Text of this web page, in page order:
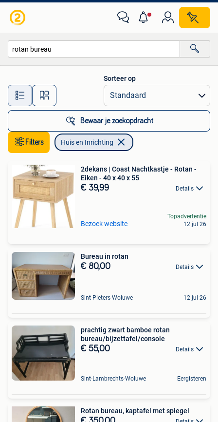
Alle afstanden…
Sorteer op
Bewaar je zoekopdracht
Filters Huis en Inrichting
2dekans | Coast Nachtkastje - Rotan -
Eiken - 40 x 40 x 55
€ 39,99 Details
Bezoek website
Topadvertentie
12 jul 26
Bureau in rotan
€ 80,00 Details
Sint-Pieters-Woluwe 12 jul 26
prachtig zwart bamboe rotan
bureau/bijzettafel/console
€ 55,00 Details
Sint-Lambrechts-Woluwe Eergisteren
Rotan bureau, kaptafel met spiegel